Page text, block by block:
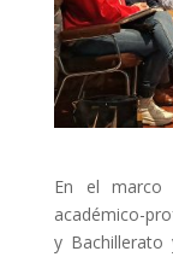
En el marco
académico-
y Bachillerato